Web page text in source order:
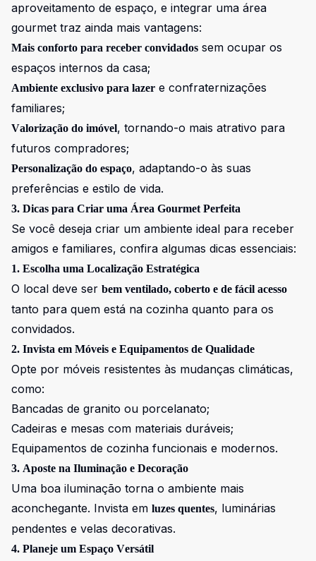
aproveitamento de espaço, e integrar uma área
gourmet traz ainda mais vantagens:
Mais conforto para receber convidados sem ocupar os
espaços internos da casa;
Ambiente exclusivo para lazer e confraternizações
familiares;
Valorização do imóvel, tornando-o mais atrativo para
futuros compradores;
Personalização do espaço, adaptando-o às suas
preferências e estilo de vida.
3. Dicas para Criar uma Área Gourmet Perfeita
Se você deseja criar um ambiente ideal para receber
amigos e familiares, confira algumas dicas essenciais:
1. Escolha uma Localização Estratégica
O local deve ser bem ventilado, coberto e de fácil acesso
tanto para quem está na cozinha quanto para os
convidados.
2. Invista em Móveis e Equipamentos de Qualidade
Opte por móveis resistentes às mudanças climáticas,
como:
Bancadas de granito ou porcelanato;
Cadeiras e mesas com materiais duráveis;
Equipamentos de cozinha funcionais e modernos.
3. Aposte na Iluminação e Decoração
Uma boa iluminação torna o ambiente mais
aconchegante. Invista em luzes quentes, luminárias
pendentes e velas decorativas.
4. Planeje um Espaço Versátil